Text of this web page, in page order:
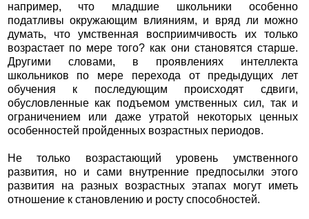
например, что младшие школьники особенно
податливы окружающим влияниям, и вряд ли можно
думать, что умственная восприимчивость их только
возрастает по мере того? как они становятся старше.
Другими словами, в проявлениях интеллекта
школьников по мере перехода от предыдущих лет
обучения к последующим происходят сдвиги,
обусловленные как подъемом умственных сил, так и
ограничением или даже утратой некоторых ценных
особенностей пройденных возрастных периодов.
Не только возрастающий уровень умственного
развития, но и сами внутренние предпосылки этого
развития на разных возрастных этапах могут иметь
отношение к становлению и росту способностей.